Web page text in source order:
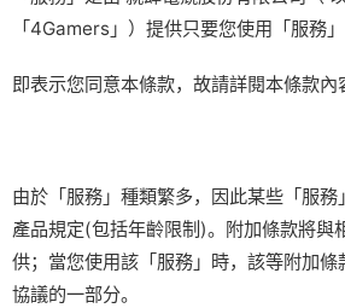
「4Gamers」）提供只要您使用「服務」
即表示您同意本條款，故請詳閱本條款內
由於「服務」種類繁多，因此某些「服
產品規定(包括年齡限制)。附加條款將與
供；當您使用該「服務」時，該等附加
協議的一部分。